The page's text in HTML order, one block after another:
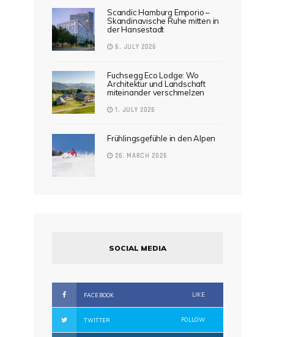
Scandic Hamburg Emporio –
Skandinavische Ruhe mitten in
der Hansestadt
6. JULY 2026
Fuchsegg Eco Lodge: Wo
Architektur und Landschaft
miteinander verschmelzen
1. JULY 2026
Frühlingsgefühle in den Alpen
26. MARCH 2026
SOCIAL MEDIA
FACEBOOK LIKE
TWITTER FOLLOW